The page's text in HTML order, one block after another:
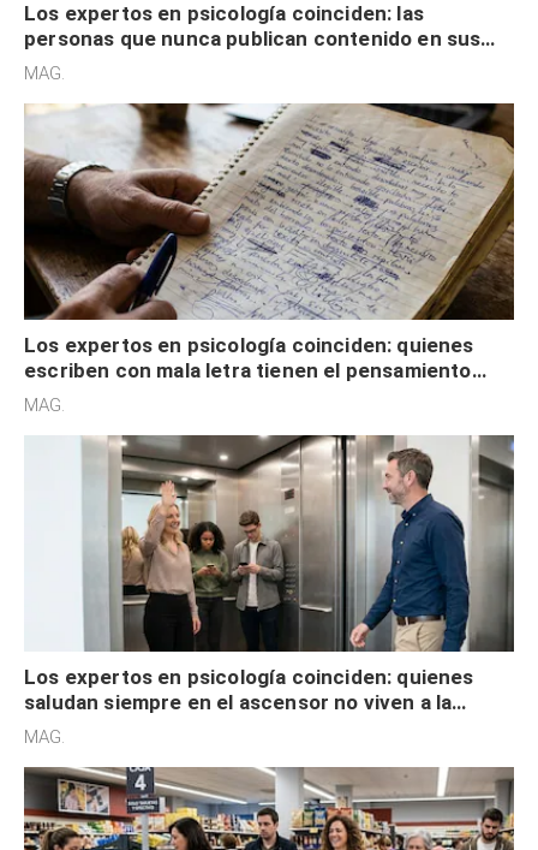
Los expertos en psicología coinciden: las
personas que nunca publican contenido en sus
redes sociales no pretenden buscar validación
MAG.
Los expertos en psicología coinciden: quienes
escriben con mala letra tienen el pensamiento
acelerado y no lo hacen por desinterés
MAG.
Los expertos en psicología coinciden: quienes
saludan siempre en el ascensor no viven a la
defensiva y tienen apertura social
MAG.